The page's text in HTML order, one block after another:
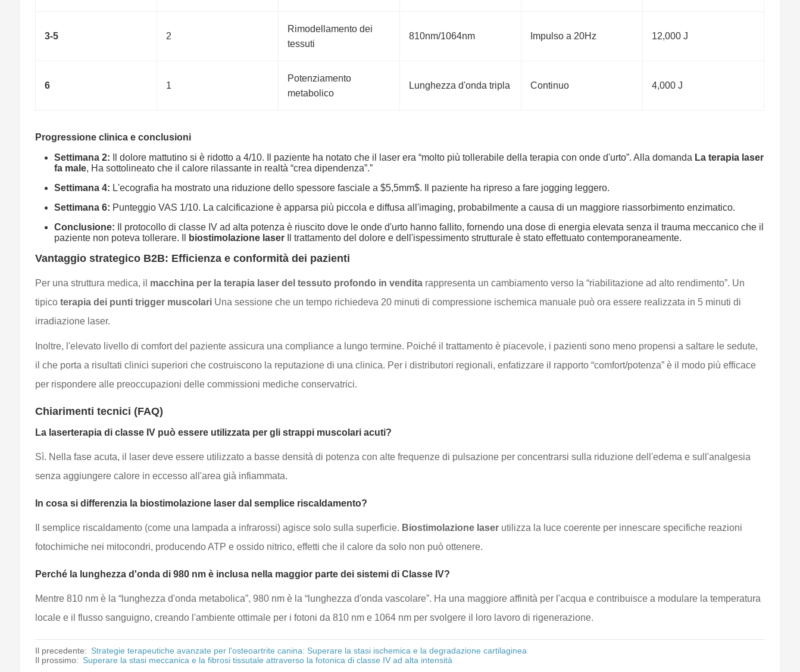
3-5 2
Rimodellamento dei
tessuti
810nm/1064nm Impulso a 20Hz 12,000 J
6 1
Potenziamento
metabolico
Lunghezza d'onda tripla Continuo 4,000 J
Progressione clinica e conclusioni
Settimana 2: Il dolore mattutino si è ridotto a 4/10. Il paziente ha notato che il laser era “molto più tollerabile della terapia con onde d'urto”. Alla domanda La terapia laser
fa male, Ha sottolineato che il calore rilassante in realtà “crea dipendenza”.”
Settimana 4: L'ecografia ha mostrato una riduzione dello spessore fasciale a $5,5mm$. Il paziente ha ripreso a fare jogging leggero.
Settimana 6: Punteggio VAS 1/10. La calcificazione è apparsa più piccola e diffusa all'imaging, probabilmente a causa di un maggiore riassorbimento enzimatico.
Conclusione: Il protocollo di classe IV ad alta potenza è riuscito dove le onde d'urto hanno fallito, fornendo una dose di energia elevata senza il trauma meccanico che il
paziente non poteva tollerare. Il
biostimolazione laser Il trattamento del dolore e dell'ispessimento strutturale è stato effettuato contemporaneamente.
Vantaggio strategico B2B: Efficienza e conformità dei pazienti
Per una struttura medica, il macchina per la terapia laser del tessuto profondo in vendita rappresenta un cambiamento verso la “riabilitazione ad alto rendimento”. Un
tipicoterapia dei punti trigger muscolari Una sessione che un tempo richiedeva 20 minuti di compressione ischemica manuale può ora essere realizzata in 5 minuti di
irradiazione laser.
Inoltre, l'elevato livello di comfort del paziente assicura una compliance a lungo termine. Poiché il trattamento è piacevole, i pazienti sono meno propensi a saltare le sedute,
il che porta a risultati clinici superiori che costruiscono la reputazione di una clinica. Per i distributori regionali, enfatizzare il rapporto “comfort/potenza” è il modo più efficace
per rispondere alle preoccupazioni delle commissioni mediche conservatrici.
Chiarimenti tecnici (FAQ)
La laserterapia di classe IV può essere utilizzata per gli strappi muscolari acuti?
Sì. Nella fase acuta, il laser deve essere utilizzato a basse densità di potenza con alte frequenze di pulsazione per concentrarsi sulla riduzione dell'edema e sull'analgesia
senza aggiungere calore in eccesso all'area già infiammata.
In cosa si differenzia la biostimolazione laser dal semplice riscaldamento?
Il semplice riscaldamento (come una lampada a infrarossi) agisce solo sulla superficie. Biostimolazione laser utilizza la luce coerente per innescare specifiche reazioni
fotochimiche nei mitocondri, producendo ATP e ossido nitrico, effetti che il calore da solo non può ottenere.
Perché la lunghezza d'onda di 980 nm è inclusa nella maggior parte dei sistemi di Classe IV?
Mentre 810 nm è la “lunghezza d'onda metabolica”, 980 nm è la “lunghezza d'onda vascolare”. Ha una maggiore affinità per l'acqua e contribuisce a modulare la temperatura
locale e il flusso sanguigno, creando l'ambiente ottimale per i fotoni da 810 nm e 1064 nm per svolgere il loro lavoro di rigenerazione.
Il precedente: Strategie terapeutiche avanzate per l'osteoartrite canina: Superare la stasi ischemica e la degradazione cartilaginea
Il prossimo: Superare la stasi meccanica e la fibrosi tissutale attraverso la fotonica di classe IV ad alta intensità